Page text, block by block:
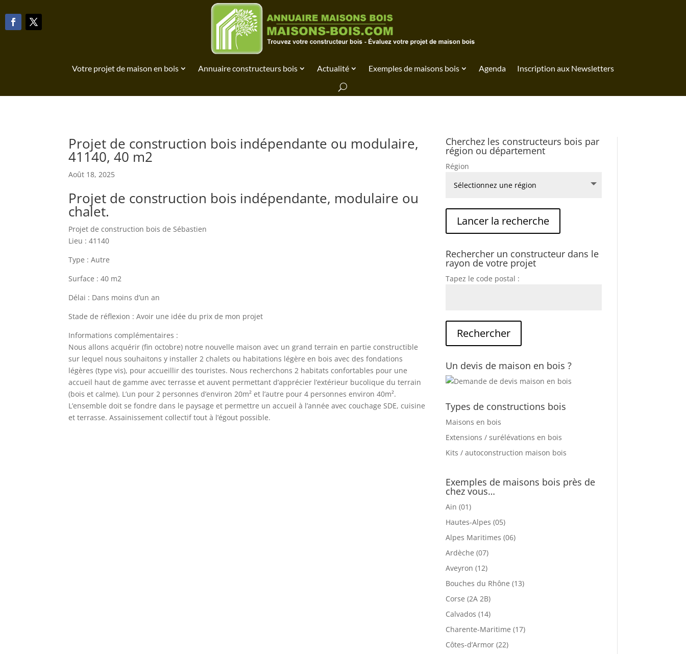
Votre projet de maison en bois Annuaire constructeurs bois Actualité Exemples de maisons bois Agenda Inscription aux Newsletters
Projet de construction bois indépendante ou modulaire,
41140, 40 m2
Août 18, 2025
Projet de construction bois indépendante, modulaire ou
chalet.
Projet de construction bois de Sébastien
Lieu : 41140
Type : Autre
Surface : 40 m2
Délai : Dans moins d’un an
Stade de réflexion : Avoir une idée du prix de mon projet
Informations complémentaires :
Nous allons acquérir (fin octobre) notre nouvelle maison avec un grand terrain en partie constructible
sur lequel nous souhaitons y installer 2 chalets ou habitations légère en bois avec des fondations
légères (type vis), pour accueillir des touristes. Nous recherchons 2 habitats confortables pour une
accueil haut de gamme avec terrasse et auvent permettant d’apprécier l’extérieur bucolique du terrain
(bois et calme). L’un pour 2 personnes d’environ 20m² et l’autre pour 4 personnes environ 40m².
L’ensemble doit se fondre dans le paysage et permettre un accueil à l’année avec couchage SDE, cuisine
et terrasse. Assainissement collectif tout à l’égout possible.
Cherchez les constructeurs bois par
région ou département
Région
Rechercher un constructeur dans le
rayon de votre projet
Tapez le code postal :
Un devis de maison en bois ?
Types de constructions bois
Maisons en bois
Extensions / surélévations en bois
Kits / autoconstruction maison bois
Exemples de maisons bois près de
chez vous…
Ain (01)
Hautes-Alpes (05)
Alpes Maritimes (06)
Ardèche (07)
Aveyron (12)
Bouches du Rhône (13)
Corse (2A 2B)
Calvados (14)
Charente-Maritime (17)
Côtes-d’Armor (22)